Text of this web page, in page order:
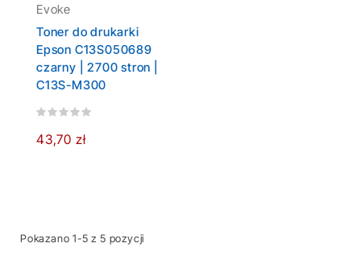
Evoke
Toner do drukarki
Epson C13S050689
czarny | 2700 stron |
C13S-M300
43,70 zł
Pokazano 1-5 z 5 pozycji